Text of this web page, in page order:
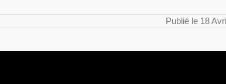
Publié le 18